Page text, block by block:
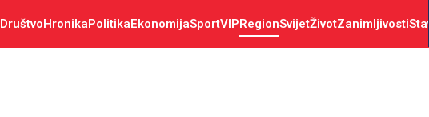
DruštvoHronikaPolitikaEkonomijaSportVIPRegionSvijetŽivotZanimljivostiStav